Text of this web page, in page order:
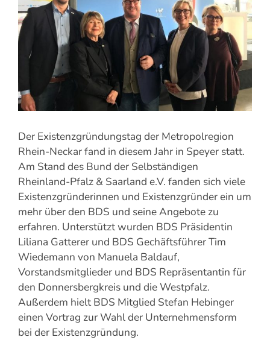
Der Existenzgründungstag der Metropolregion
Rhein-Neckar fand in diesem Jahr in Speyer statt.
Am Stand des Bund der Selbständigen
Rheinland-Pfalz & Saarland e.V. fanden sich viele
Existenzgründerinnen und Existenzgründer ein um
mehr über den BDS und seine Angebote zu
erfahren. Unterstützt wurden BDS Präsidentin
Liliana Gatterer und BDS Gechäftsführer Tim
Wiedemann von Manuela Baldauf,
Vorstandsmitglieder und BDS Repräsentantin für
den Donnersbergkreis und die Westpfalz.
Außerdem hielt BDS Mitglied Stefan Hebinger
einen Vortrag zur Wahl der Unternehmensform
bei der Existenzgründung.